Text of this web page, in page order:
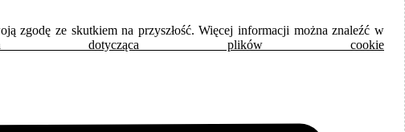
zgodę ze skutkiem na przyszłość. Więcej informacji można znaleźć w
plików cookie